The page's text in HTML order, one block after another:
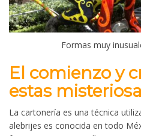
Formas muy
El comienzo y
estas
La cartonería es una técnica
alebrijes es conocida en todo